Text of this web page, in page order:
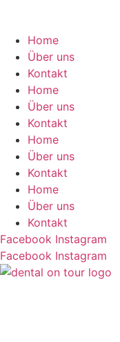
Home
Über uns
Kontakt
Home
Über uns
Kontakt
Home
Über uns
Kontakt
Home
Über uns
Kontakt
Facebook Instagram
Facebook Instagram